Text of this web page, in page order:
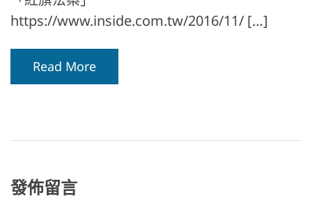
https://www.inside.com.tw/2016/11/ […]
Read More
發佈留言